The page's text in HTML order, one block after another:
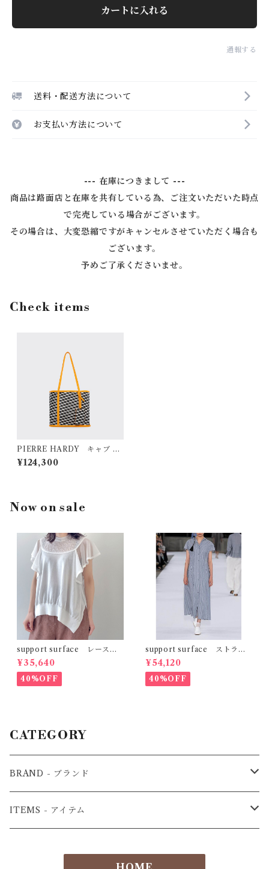
カートに入れる
通報する
送料・配送方法について
お支払い方法について
--- 在庫につきまして ---
商品は路面店と在庫を共有している為、ご注文いただいた時点
で完売している場合がございます。
その場合は、大変恐縮ですがキャンセルさせていただく場合も
ございます。
予めご了承くださいませ。
Check items
PIERRE HARDY キャブ ト
ートミニ -black white sum-
¥124,300
Now on sale
support surface レースコ
ンビフリルニット
¥35,640
40%OFF
support surface ストライ
プシャツワンピース
¥54,120
40%OFF
CATEGORY
BRAND - ブランド
3.1phillip lim - フィリップリム
ITEMS - アイテム